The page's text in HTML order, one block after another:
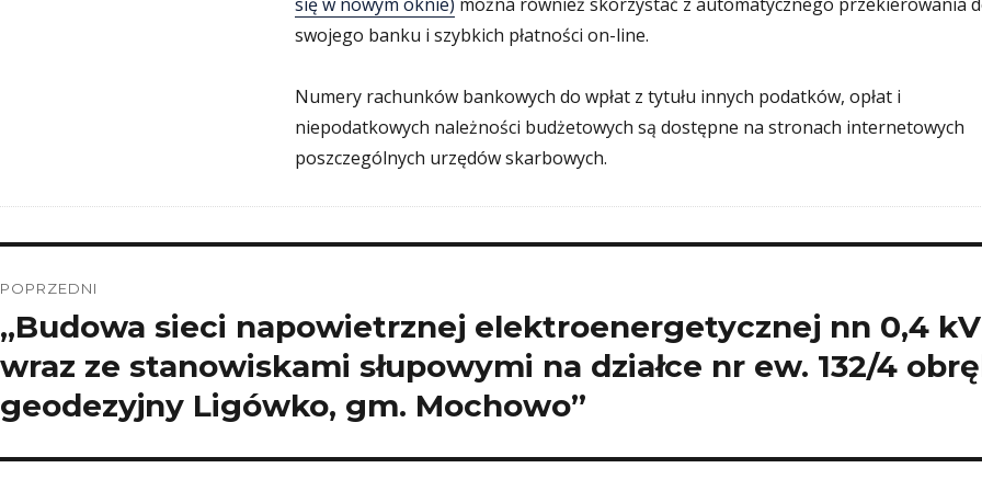
się w nowym oknie) można również skorzystać z automatycznego przekierowania
swojego banku i szybkich płatności on-line.
Numery rachunków bankowych do wpłat z tytułu innych podatków, opłat i
niepodatkowych należności budżetowych są dostępne na stronach internetowych
poszczególnych urzędów skarbowych.
wpisu
POPRZEDNI
Poprzedni
„Budowa sieci napowietrznej elektroenergetycznej nn 0,4 kV
wraz ze stanowiskami słupowymi na działce nr ew. 132/4
geodezyjny Ligówko, gm. Mochowo”